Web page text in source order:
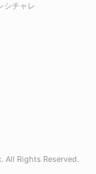
シチャレ
All Rights Reserved.